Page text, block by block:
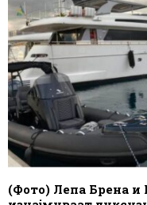
(Фото) Лепа Брена и